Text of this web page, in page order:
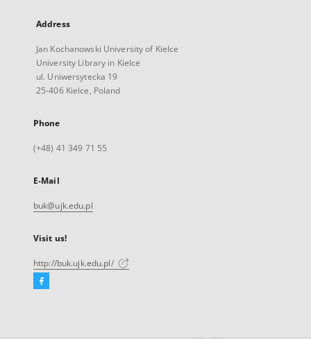
Address
Jan Kochanowski University of Kielce
University Library in Kielce
ul. Uniwersytecka 19
25-406 Kielce, Poland
Phone
(+48) 41 349 71 55
E-Mail
buk@ujk.edu.pl
Visit us!
http://buk.ujk.edu.pl/
Facebook